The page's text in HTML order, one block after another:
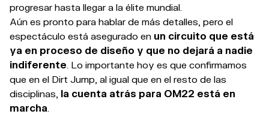
progresar hasta llegar a la élite mundial.
Aún es pronto para hablar de más detalles, pero el
espectáculo está asegurado en un circuito que está
ya en proceso de diseño y que no dejará a nadie
indiferente . Lo importante hoy es que confirmamos
que en el Dirt Jump, al igual que en el resto de las
disciplinas, la cuenta atrás para OM22 está en
marcha